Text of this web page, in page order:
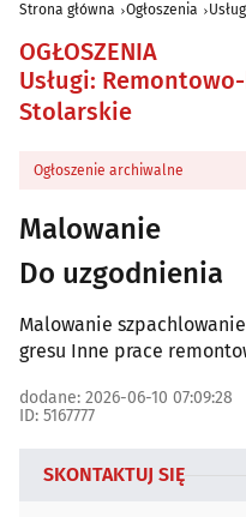
Strona główna Ogłoszenia
OGŁOSZENIA
Usługi:
Stolarskie
Ogłoszenie archiwalne
Malowanie
Do uzgodnienia
Malowanie
gresu Inne prace
dodane: 2026-06-10 07:09:28
ID: 5167777
SKONTAKTUJ SIĘ